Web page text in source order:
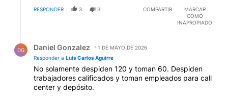
RESPONDER 3 3 COMPARTIR
MARCAR
COMO
INAPROPIADO
DG Daniel Gonzalez
1 DE MAYO DE 2026
Responder a Luis Carlos Aguirre
No solamente despiden 120 y toman 60. Despiden
trabajadores calificados y toman empleados para call
center y depósito.